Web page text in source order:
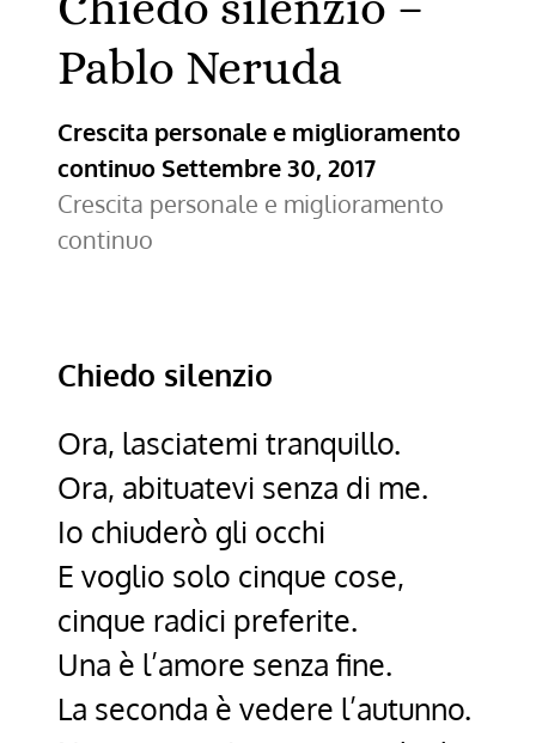
Pablo Neruda
Crescita personale e miglioramento
continuo Settembre 30, 2017
Crescita personale e miglioramento
continuo
Chiedo silenzio
Ora, lasciatemi tranquillo.
Ora, abituatevi senza di me.
Io chiuderò gli occhi
E voglio solo cinque cose,
cinque radici preferite.
Una è l’amore senza fine.
La seconda è vedere l’autunno.